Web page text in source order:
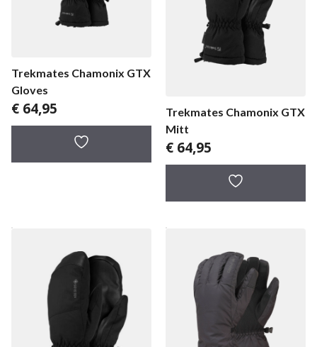
Trekmates Chamonix GTX
Gloves
€ 64,95
Trekmates Chamonix GTX
Mitt
€ 64,95